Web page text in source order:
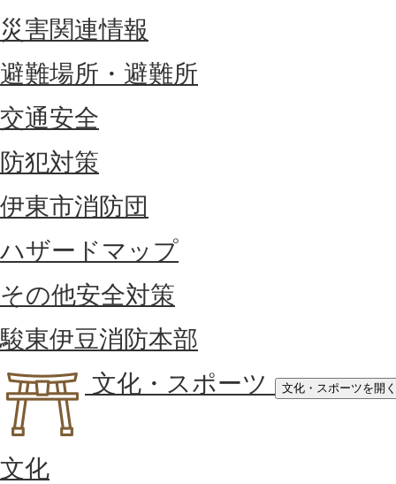
災害関連情報
避難場所・避難所
交通安全
防犯対策
伊東市消防団
ハザードマップ
その他安全対策
駿東伊豆消防本部
文化・スポーツ
文化・スポーツを開く
文化